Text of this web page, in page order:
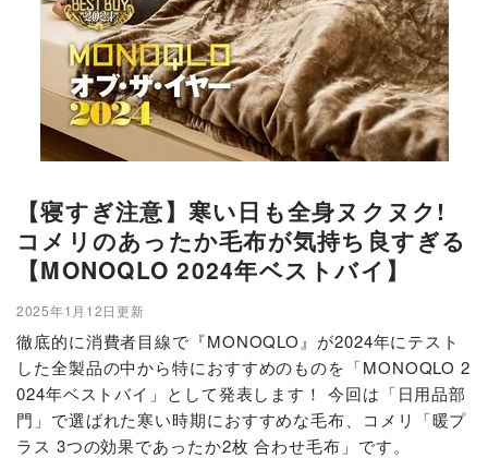
【寝すぎ注意】寒い日も全身ヌクヌク!
コメリのあったか毛布が気持ち良すぎる
【MONOQLO 2024年ベストバイ】
2025年1月12日更新
徹底的に消費者目線で『MONOQLO』が2024年にテスト
した全製品の中から特におすすめのものを「MONOQLO 2
024年ベストバイ」として発表します！ 今回は「日用品部
門」で選ばれた寒い時期におすすめな毛布、コメリ「暖プ
ラス 3つの効果であったか2枚 合わせ毛布」です。